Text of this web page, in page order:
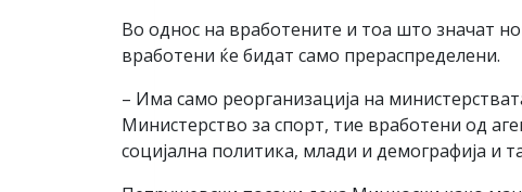
Во однос на вработените и тоа што значат
вработени ќе бидат само прераспределени.
– Има само реорганизација на
Министерство за спорт, тие вработени од
социјална политика, млади и демографија и